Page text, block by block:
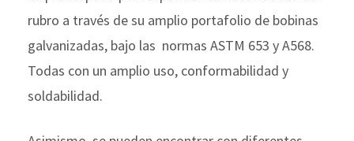
rubro a través de su amplio portafolio de bobinas
galvanizadas, bajo las normas ASTM 653 y A568.
Todas con un amplio uso, conformabilidad y
soldabilidad.